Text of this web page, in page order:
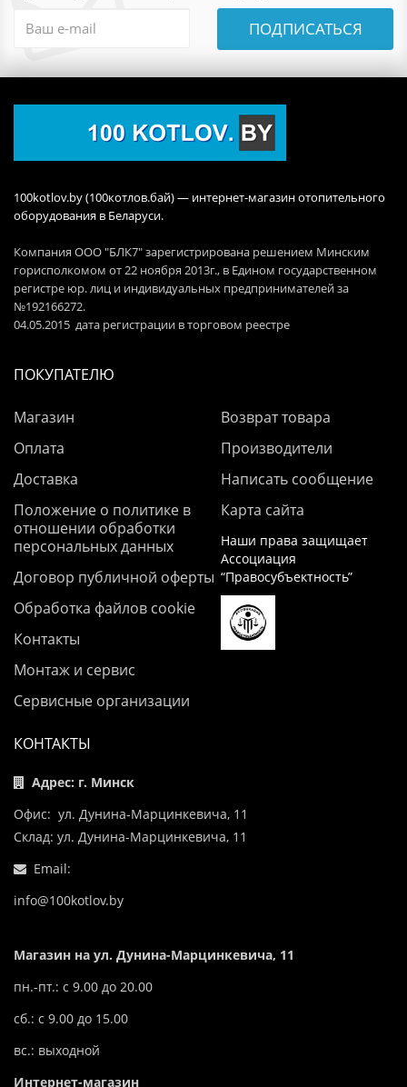
ПОДПИСАТЬСЯ
100kotlov.by (100котлов.бай) — интернет-магазин отопительного
оборудования в Беларуси.
Компания ООО "БЛК7" зарегистрирована решением Минским
горисполкомом от 22 ноября 2013г., в Едином государственном
регистре юр. лиц и индивидуальных предпринимателей за
№192166272.
04.05.2015 дата регистрации в торговом реестре
ПОКУПАТЕЛЮ
Магазин
Оплата
Доставка
Положение о политике в
отношении обработки
персональных данных
Договор публичной оферты
Обработка файлов cookie
Контакты
Монтаж и сервис
Сервисные организации
Возврат товара
Производители
Написать сообщение
Карта сайта
Наши права защищает
Ассоциация
“Правосубъектность”
КОНТАКТЫ
Адрес: г. Минск
Офис: ул. Дунина-Марцинкевича, 11
Склад: ул. Дунина-Марцинкевича, 11
Email:
info@100kotlov.by
Магазин на ул. Дунина-Марцинкевича, 11
пн.-пт.: с 9.00 до 20.00
сб.: с 9.00 до 15.00
вс.: выходной
Интернет-магазин